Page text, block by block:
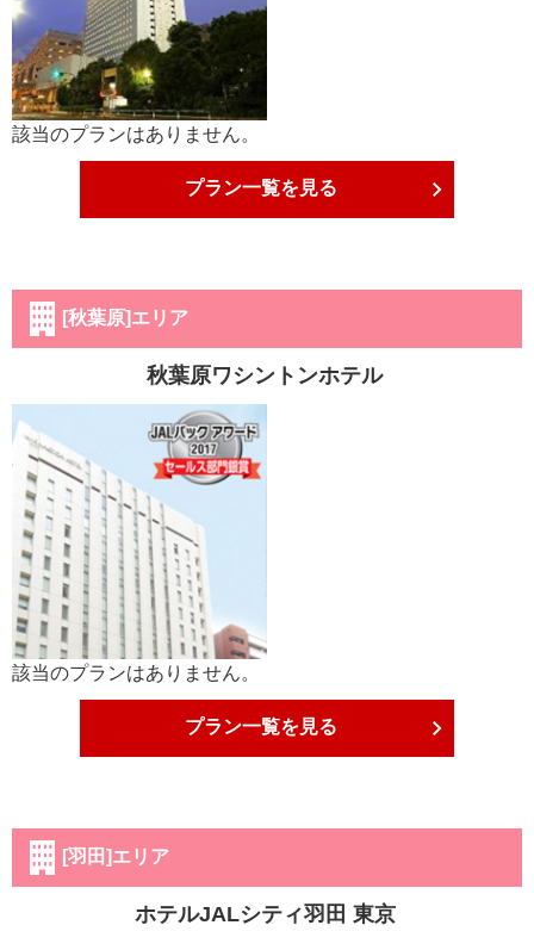
該当のプランはありません。
プラン一覧を見る
[秋葉原]エリア
秋葉原ワシントンホテル
該当のプランはありません。
プラン一覧を見る
[羽田]エリア
ホテルJALシティ羽田 東京